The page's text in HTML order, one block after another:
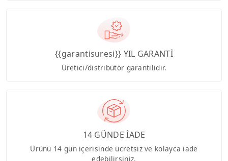
{{garantisuresi}} YIL GARANTİ
Üretici/distribütör garantilidir.
14 GÜNDE İADE
Ürünü 14 gün içerisinde ücretsiz ve kolayca iade
edebilirsiniz.